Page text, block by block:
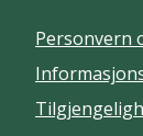
Personvern